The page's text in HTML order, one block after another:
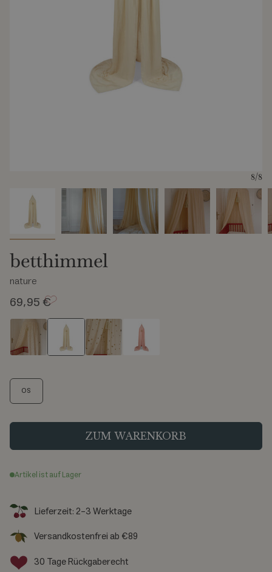
8/8
betthimmel
nature
69,95 €
S
i
OS
ZUM WARENKORB
Artikel ist auf Lager
Lieferzeit: 2-3 Werktage
Versandkostenfrei ab €89
30 Tage Rückgaberecht